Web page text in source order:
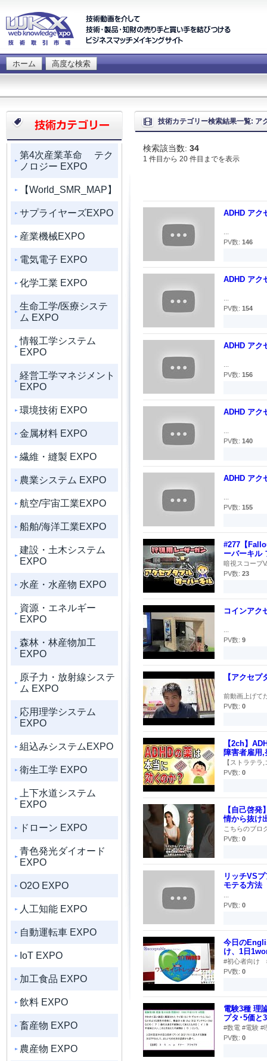
ホーム 高度な検索
第4次産業革命 テク
ノロジー EXPO
【World_SMR_MAP】
サプライヤーズEXPO
産業機械EXPO
電気電子 EXPO
化学工業 EXPO
生命工学/医療システ
ム EXPO
情報工学システム
EXPO
経営工学マネジメント
EXPO
環境技術 EXPO
金属材料 EXPO
繊維・縫製 EXPO
農業システム EXPO
航空/宇宙工業EXPO
船舶/海洋工業EXPO
建設・土木システム
EXPO
水産・水産物 EXPO
資源・エネルギー
EXPO
森林・林産物加工
EXPO
原子力・放射線システ
ム EXPO
応用理学システム
EXPO
組込みシステムEXPO
衛生工学 EXPO
上下水道システム
EXPO
ドローン EXPO
青色発光ダイオード
EXPO
O2O EXPO
人工知能 EXPO
自動運転車 EXPO
IoT EXPO
加工食品 EXPO
飲料 EXPO
畜産物 EXPO
農産物 EXPO
技術カテゴリー検索結果一覧: ア
検索該当数: 34
1 件目から 20 件目までを表示
ADHD アク
PV数: 146
ADHD アク
PV数: 154
ADHD アク
PV数: 156
ADHD アク
PV数: 140
ADHD アク
PV数: 155
#277【
ーバーキル
暗視スコープ
PV数: 23
コインアク
PV数: 9
【アクセ
前動画上げて
PV数: 0
【2ch】
障害者雇用
【ストラテ
PV数: 0
【自己啓
情から抜け
こちらのブロ
PV数: 0
リッチVS
モテる方法
PV数: 0
今日の
け、1日
#初心者向け
PV数: 0
電験3種 理
プタ･5価と
#数電 #電験 #
PV数: 0